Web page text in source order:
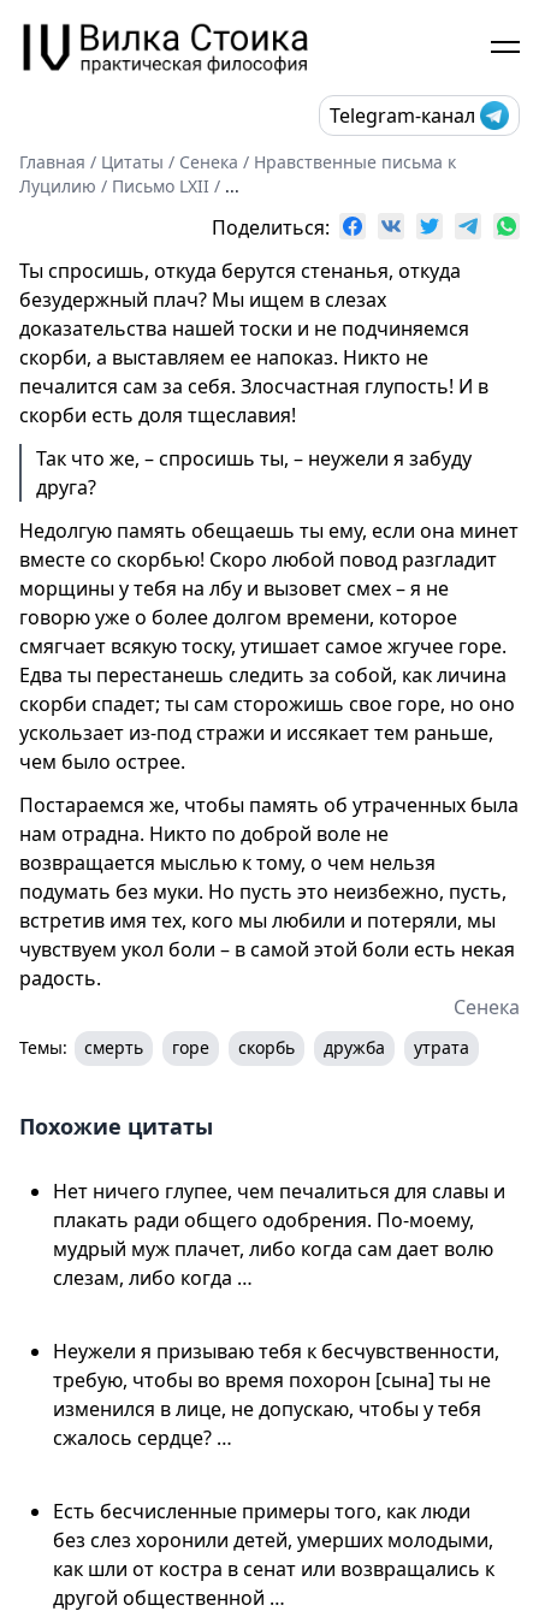
Telegram-канал
Главная / Цитаты / Сенека / Нравственные письма к
Луцилию / Письмо LХII / ...
Поделиться:
Ты спросишь, откуда берутся стенанья, откуда
безудержный плач? Мы ищем в слезах
доказательства нашей тоски и не подчиняемся
скорби, а выставляем ее напоказ. Никто не
печалится сам за себя. Злосчастная глупость! И в
скорби есть доля тщеславия!
Так что же, – спросишь ты, – неужели я забуду
друга?
Недолгую память обещаешь ты ему, если она минет
вместе со скорбью! Скоро любой повод разгладит
морщины у тебя на лбу и вызовет смех – я не
говорю уже о более долгом времени, которое
смягчает всякую тоску, утишает самое жгучее горе.
Едва ты перестанешь следить за собой, как личина
скорби спадет; ты сам сторожишь свое горе, но оно
ускользает из-под стражи и иссякает тем раньше,
чем было острее.
Постараемся же, чтобы память об утраченных была
нам отрадна. Никто по доброй воле не
возвращается мыслью к тому, о чем нельзя
подумать без муки. Но пусть это неизбежно, пусть,
встретив имя тех, кого мы любили и потеряли, мы
чувствуем укол боли – в самой этой боли есть некая
радость.
Сенека
Темы: смерть горе скорбь дружба утрата
Похожие цитаты
Нет ничего глупее, чем печалиться для славы и
плакать ради общего одобрения. По-моему,
мудрый муж плачет, либо когда сам дает волю
слезам, либо когда …
Неужели я призываю тебя к бесчувственности,
требую, чтобы во время похорон [сына] ты не
изменился в лице, не допускаю, чтобы у тебя
сжалось сердце? …
Есть бесчисленные примеры того, как люди
без слез хоронили детей, умерших молодыми,
как шли от костра в сенат или возвращались к
другой общественной …